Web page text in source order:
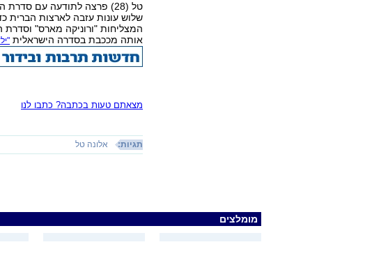
טל (28) פרצה לתודעה עם
שלוש עונות עזבה לארצות הברית
המצליחות "ורוניקה מארס" וסדרת
אותה מככבת בסדרה הישראלית
מצאתם טעות בכתבה? כתבו לנו
תגיות: אלונה טל
מומלצים